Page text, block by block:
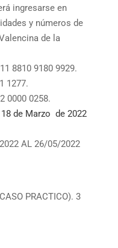
ingresarse en
y números de
de la
8810 9180 9929.
1277.
0000 0258.
18 de Marzo de 2022
AL 26/05/2022
PRACTICO). 3